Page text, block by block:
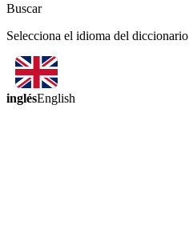
Buscar
Selecciona el idioma del diccionario
inglésEnglish